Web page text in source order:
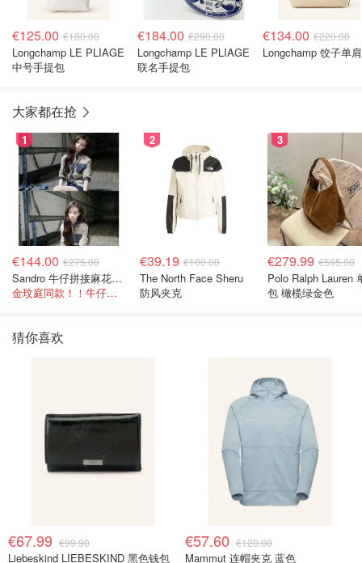
€125.00 €180.00
Longchamp LE PLIAGE
中号手提包
€184.00 €290.00
Longchamp LE PLIAGE
联名手提包
€134.00 €220.00
Longchamp 饺子单
大家都在抢
1
€144.00 €275.00
Sandro 牛仔拼接麻花针织夹克
金玟庭同款！！牛仔拼接超有层次感
2
€39.19 €100.00
The North Face Sheru
防风夹克
3
€279.99 €595.00
Polo Ralph Lauren
包 橄榄绿金色
猜你喜欢
€67.99 €99.90
Liebeskind LIEBESKIND 黑色钱包
€57.60 €120.00
Mammut 连帽夹克 蓝色